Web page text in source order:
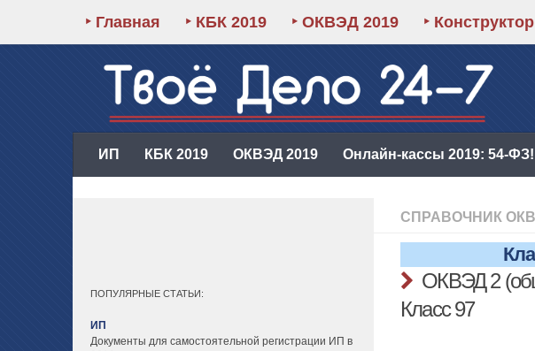
‣ Главная ‣ КБК 2019 ‣ ОКВЭД 2019 ‣
ИП КБК 2019 ОКВЭД 2019 Онлайн-кассы 2019: 54-ФЗ!
СПРАВОЧНИК
ОКВЭД 2
Класс 97
ПОПУЛЯРНЫЕ СТАТЬИ:
ИП
Документы для самостоятельной регистрации ИП в